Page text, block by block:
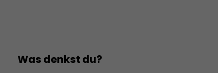
Was denkst du?